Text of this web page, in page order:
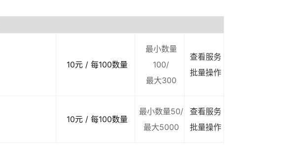
10元 / 每100数量
最小数量
100/
最大300
查看服务
批量操作
10元 / 每100数量
最小数量50/
最大5000
查看服务
批量操作